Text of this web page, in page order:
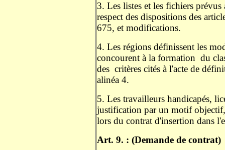
3. Les listes et les fichiers
respect des dispositions des
675, et modifications.
4. Les régions définissent les
concourent à la formation du
des critères cités à l'acte de
alinéa 4.
5. Les travailleurs handicapés,
justification par un motif
lors du contrat d'insertion dans
Art. 9. : (Demande de contrat)